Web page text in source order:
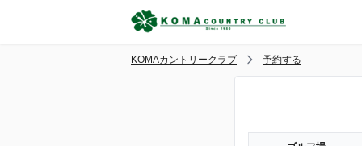
KOMAカントリークラブ 予約する